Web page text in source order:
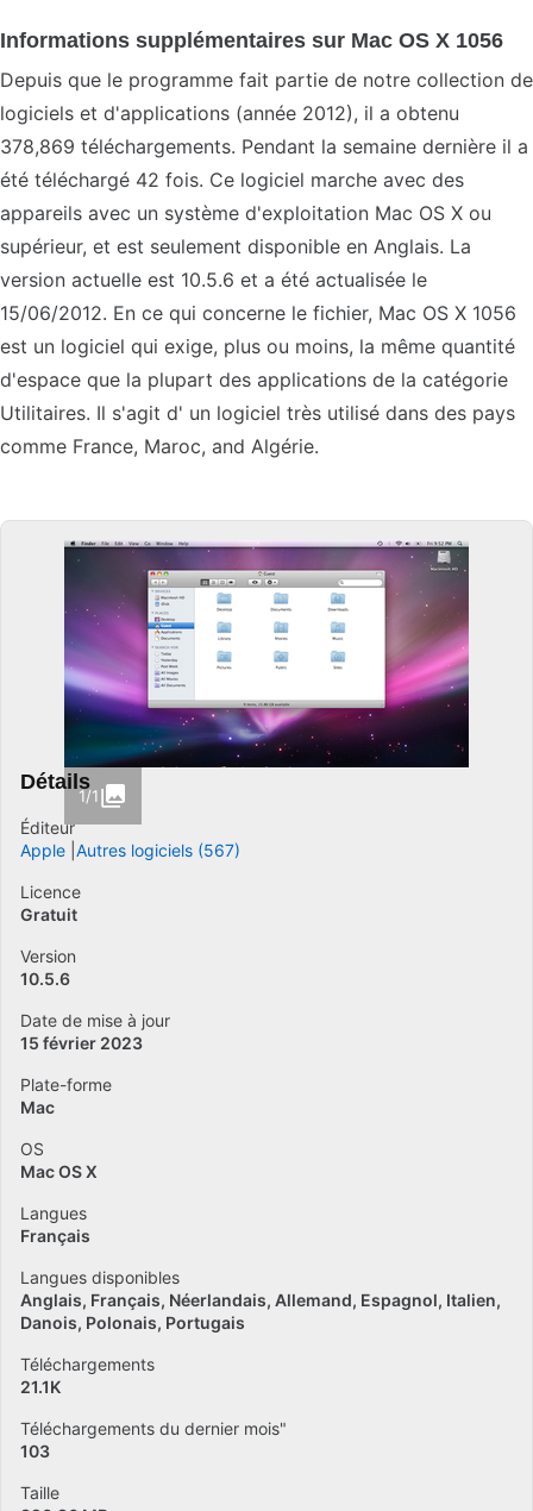
Informations supplémentaires sur Mac OS X 1056
Depuis que le programme fait partie de notre collection de
logiciels et d'applications (année 2012), il a obtenu
378,869 téléchargements. Pendant la semaine dernière il a
été téléchargé 42 fois. Ce logiciel marche avec des
appareils avec un système d'exploitation Mac OS X ou
supérieur, et est seulement disponible en Anglais. La
version actuelle est 10.5.6 et a été actualisée le
15/06/2012. En ce qui concerne le fichier, Mac OS X 1056
est un logiciel qui exige, plus ou moins, la même quantité
d'espace que la plupart des applications de la catégorie
Utilitaires. Il s'agit d' un logiciel très utilisé dans des pays
comme France, Maroc, and Algérie.
1/1
Détails
Éditeur
Apple Autres logiciels (567)
Licence
Gratuit
Version
10.5.6
Date de mise à jour
15 février 2023
Plate-forme
Mac
OS
Mac OS X
Langues
Français
Langues disponibles
Anglais Français Néerlandais Allemand Espagnol Italien
Danois Polonais Portugais
Téléchargements
21.1K
Téléchargements du dernier mois"
103
Taille